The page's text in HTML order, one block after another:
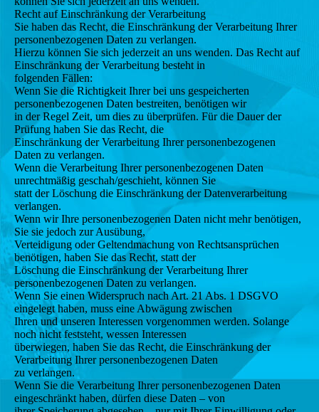
Recht auf Einschränkung der Verarbeitung
Sie haben das Recht, die Einschränkung der Verarbeitung Ihrer
personenbezogenen Daten zu verlangen.
Hierzu können Sie sich jederzeit an uns wenden. Das Recht auf
Einschränkung der Verarbeitung besteht in
folgenden Fällen:
Wenn Sie die Richtigkeit Ihrer bei uns gespeicherten
personenbezogenen Daten bestreiten, benötigen wir
in der Regel Zeit, um dies zu überprüfen. Für die Dauer der
Prüfung haben Sie das Recht, die
Einschränkung der Verarbeitung Ihrer personenbezogenen
Daten zu verlangen.
Wenn die Verarbeitung Ihrer personenbezogenen Daten
unrechtmäßig geschah/geschieht, können Sie
statt der Löschung die Einschränkung der Datenverarbeitung
verlangen.
Wenn wir Ihre personenbezogenen Daten nicht mehr benötigen,
Sie sie jedoch zur Ausübung,
Verteidigung oder Geltendmachung von Rechtsansprüchen
benötigen, haben Sie das Recht, statt der
Löschung die Einschränkung der Verarbeitung Ihrer
personenbezogenen Daten zu verlangen.
Wenn Sie einen Widerspruch nach Art. 21 Abs. 1 DSGVO
eingelegt haben, muss eine Abwägung zwischen
Ihren und unseren Interessen vorgenommen werden. Solange
noch nicht feststeht, wessen Interessen
überwiegen, haben Sie das Recht, die Einschränkung der
Verarbeitung Ihrer personenbezogenen Daten
zu verlangen.
Wenn Sie die Verarbeitung Ihrer personenbezogenen Daten
eingeschränkt haben, dürfen diese Daten – von